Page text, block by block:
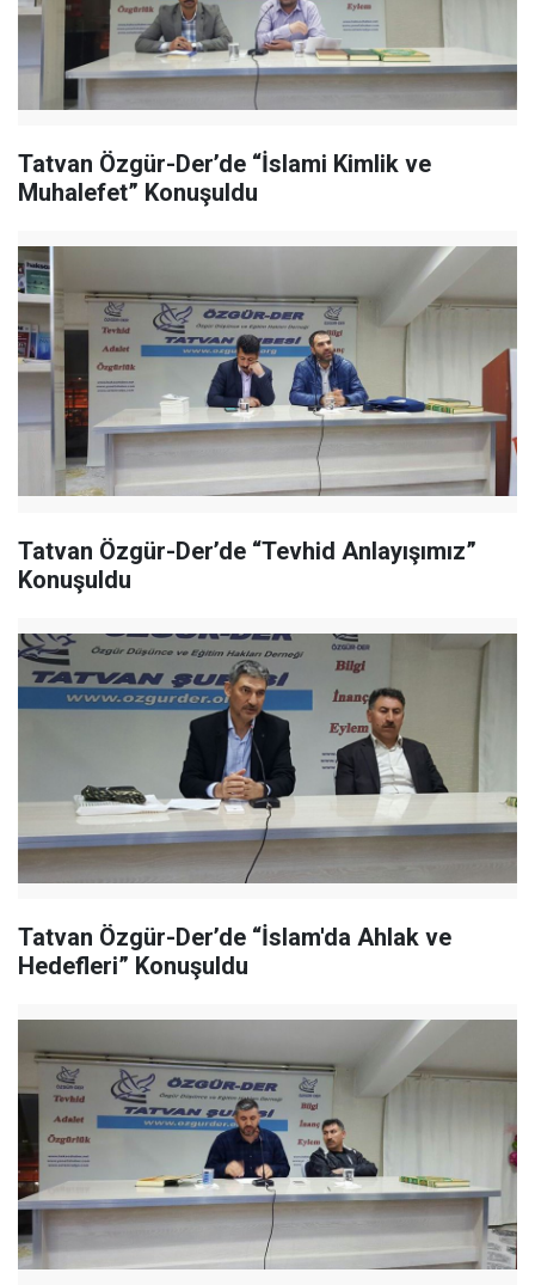
Tatvan Özgür-Der’de “İslami Kimlik ve
Muhalefet” Konuşuldu
Tatvan Özgür-Der’de “Tevhid Anlayışımız”
Konuşuldu
Tatvan Özgür-Der’de “İslam'da Ahlak ve
Hedefleri” Konuşuldu